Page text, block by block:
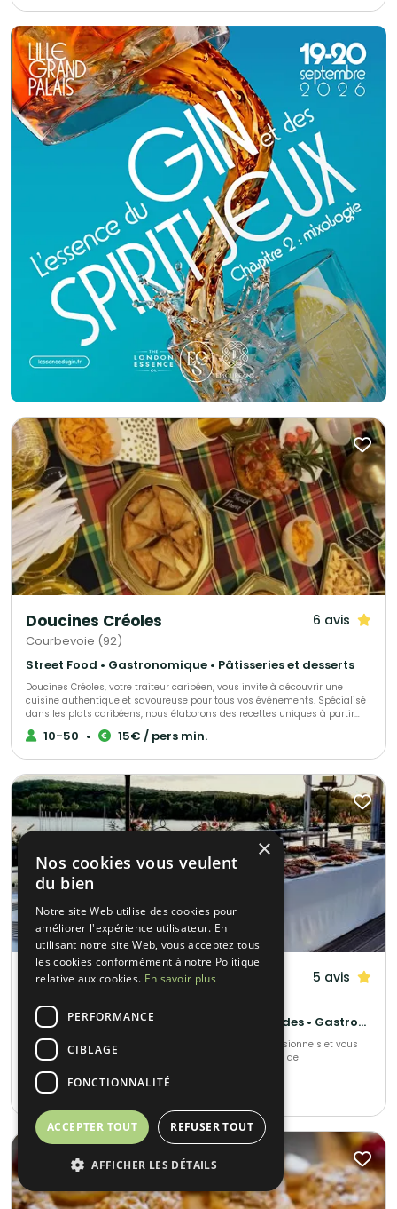
Notre cuisine authentique vous régalera et surprendra les plus fin
gourmet. N'hésitez pas à faire appel à nos services ! Spécialistes de
demandes de dernières minutes, nous saurons assurer votre événement
tel que : anniversaire surprise, deuil, fête de naissance et autres.
Doucines Créoles 6 avis
Courbevoie (92)
Street Food • Gastronomique • Pâtisseries et desserts
Doucines Créoles, votre traiteur caribéen, vous invite à découvrir une
cuisine authentique et savoureuse pour tous vos événements. Spécialisé
dans les plats caribéens, nous élaborons des recettes uniques à partir
d’ingrédients de qualité, alliant savoir-faire et tradition. Offrez à vos
convives une expérience culinaire inoubliable avec nos mets
10-50 • 15€ / pers min.
Rubis Receptions 5 avis
Français Traditionnel • Barbecue et grillades • Gastronomique
Nous organisons tous vos événements privés ou professionnels et vous
accompagnerons tout au long de votre projet. Pour plus de
renseignements, venez nous rencontrer !
10-1000
×
Nos cookies vous veulent
du bien
Notre site Web utilise des cookies pour
améliorer l'expérience utilisateur. En
utilisant notre site Web, vous acceptez tous
les cookies conformément à notre Politique
relative aux cookies. En savoir plus
PERFORMANCE
CIBLAGE
FONCTIONNALITÉ
ACCEPTER TOUT REFUSER TOUT
AFFICHER LES DÉTAILS